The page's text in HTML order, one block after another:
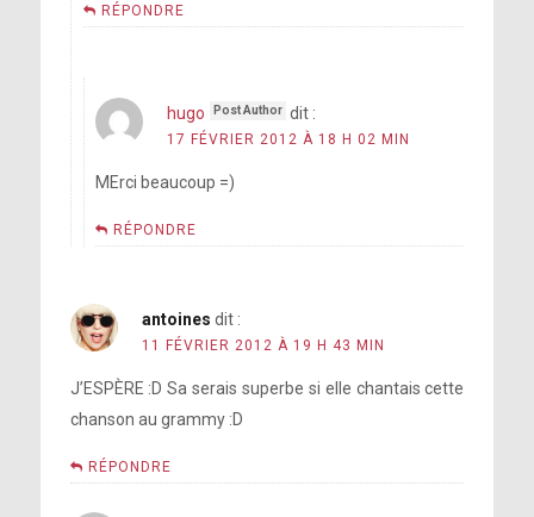
RÉPONDRE
hugo dit :
17 FÉVRIER 2012 À 18 H 02 MIN
MErci beaucoup =)
RÉPONDRE
antoines dit :
11 FÉVRIER 2012 À 19 H 43 MIN
J’ESPÈRE :D Sa serais superbe si elle chantais cette
chanson au grammy :D
RÉPONDRE